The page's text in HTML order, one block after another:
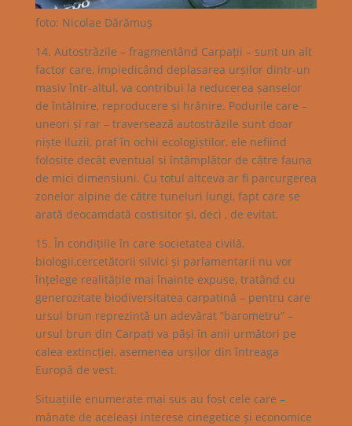
foto: Nicolae Dărămuș
14. Autostrăzile – fragmentând Carpații – sunt un alt
factor care, impiedicând deplasarea urșilor dintr-un
masiv într-altul, va contribui la reducerea șanselor
de întâlnire, reproducere și hrănire. Podurile care –
uneori și rar – traversează autostrăzile sunt doar
niște iluzii, praf în ochii ecologiștilor, ele nefiind
folosite decât eventual si întâmplător de către fauna
de mici dimensiuni. Cu totul altceva ar fi parcurgerea
zonelor alpine de către tuneluri lungi, fapt care se
arată deocamdată costisitor și, deci , de evitat.
15. În condițiile în care societatea civilă,
biologii,cercetătorii silvici și parlamentarii nu vor
înțelege realitățile mai înainte expuse, tratând cu
generozitate biodiversitatea carpatină – pentru care
ursul brun reprezintă un adevărat ”barometru” –
ursul brun din Carpați va păși în anii următori pe
calea extincției, asemenea urșilor din întreaga
Europă de vest.
Situațiile enumerate mai sus au fost cele care –
mânate de aceleași interese cinegetice și economice